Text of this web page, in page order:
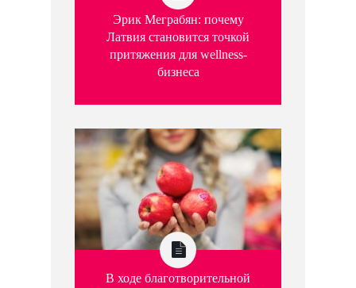
Эрик Меграбян: почему
Латвия становится точкой
притяжения для wellness-
бизнеса
В ходе благотворительной